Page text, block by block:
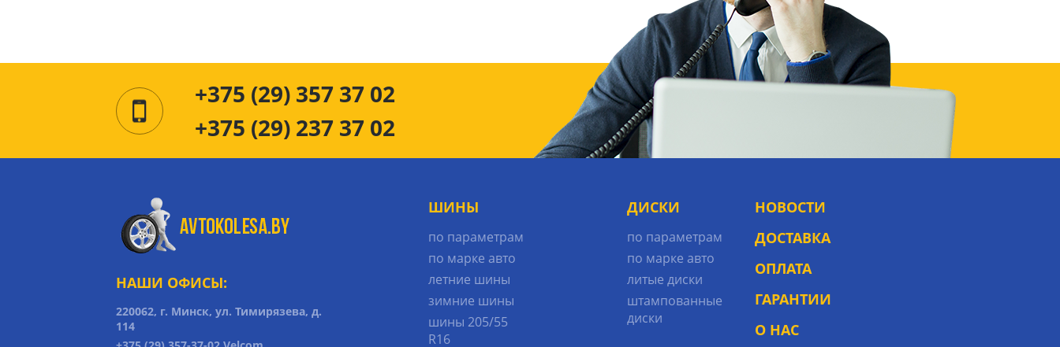
+375 (29) 357 37 02
+375 (29) 237 37 02
НАШИ ОФИСЫ:
220062, г. Минск, ул. Тимирязева, д.
114
ШИНЫ
по параметрам
по марке авто
летние шины
зимние шины
шины 205/55
R16
ДИСКИ
по параметрам
по марке авто
литые диски
штампованные
диски
НОВОСТИ
ДОСТАВКА
ОПЛАТА
ГАРАНТИИ
О НАС